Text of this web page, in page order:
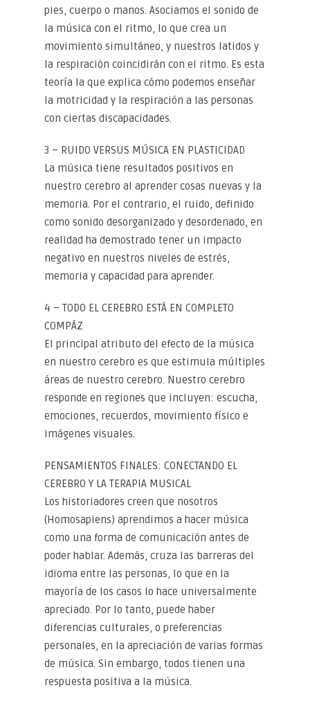
pies, cuerpo o manos. Asociamos el sonido de
la música con el ritmo, lo que crea un
movimiento simultáneo, y nuestros latidos y
la respiración coincidirán con el ritmo. Es esta
teoría la que explica cómo podemos enseñar
la motricidad y la respiración a las personas
con ciertas discapacidades.
3 – RUIDO VERSUS MÚSICA EN PLASTICIDAD
La música tiene resultados positivos en
nuestro cerebro al aprender cosas nuevas y la
memoria. Por el contrario, el ruido, definido
como sonido desorganizado y desordenado, en
realidad ha demostrado tener un impacto
negativo en nuestros niveles de estrés,
memoria y capacidad para aprender.
4 – TODO EL CEREBRO ESTÁ EN COMPLETO
COMPÁZ
El principal atributo del efecto de la música
en nuestro cerebro es que estimula múltiples
áreas de nuestro cerebro. Nuestro cerebro
responde en regiones que incluyen: escucha,
emociones, recuerdos, movimiento físico e
imágenes visuales.
PENSAMIENTOS FINALES: CONECTANDO EL
CEREBRO Y LA TERAPIA MUSICAL
Los historiadores creen que nosotros
(Homosapiens) aprendimos a hacer música
como una forma de comunicación antes de
poder hablar. Además, cruza las barreras del
idioma entre las personas, lo que en la
mayoría de los casos lo hace universalmente
apreciado. Por lo tanto, puede haber
diferencias culturales, o preferencias
personales, en la apreciación de varias formas
de música. Sin embargo, todos tienen una
respuesta positiva a la música.